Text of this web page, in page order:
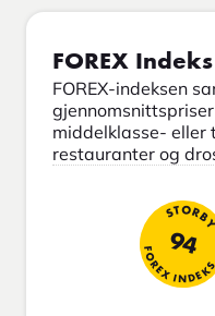
FOREX
FOREX-indeksen
middelklasse- eller
restauranter og
94
FOREX